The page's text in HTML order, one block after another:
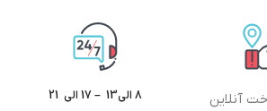
آنلاین 8 الی13 – 17 الی 21